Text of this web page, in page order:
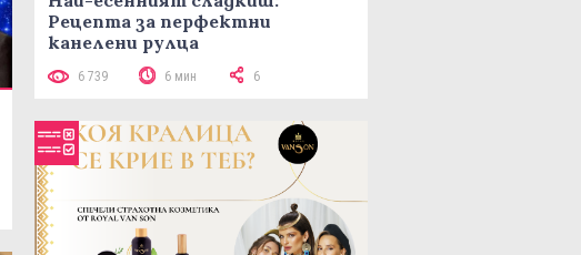
Рецепта за перфектни
канелени рулца
6 739 6 мин 6